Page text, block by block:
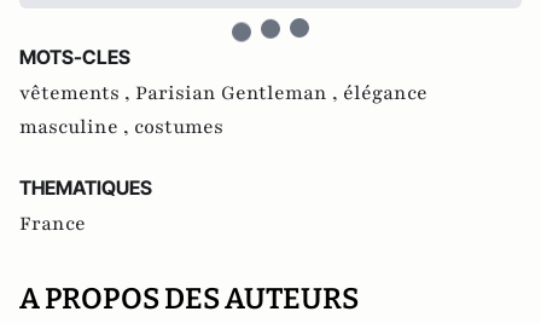
MOTS-CLES
vêtements , Parisian Gentleman , élégance
masculine , costumes
THEMATIQUES
France
A PROPOS DES AUTEURS